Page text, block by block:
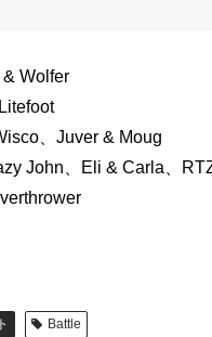
Wolfer
、Juver & Moug
John、Eli & Carla、
Battle